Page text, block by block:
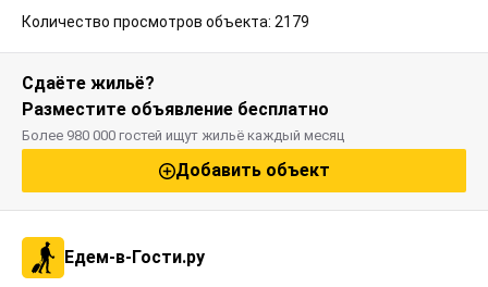
Количество просмотров объекта: 2179
Сдаёте жильё?
Разместите объявление бесплатно
Более 980 000 гостей ищут жильё каждый месяц
Добавить объект
Едем-в-Гости.ру